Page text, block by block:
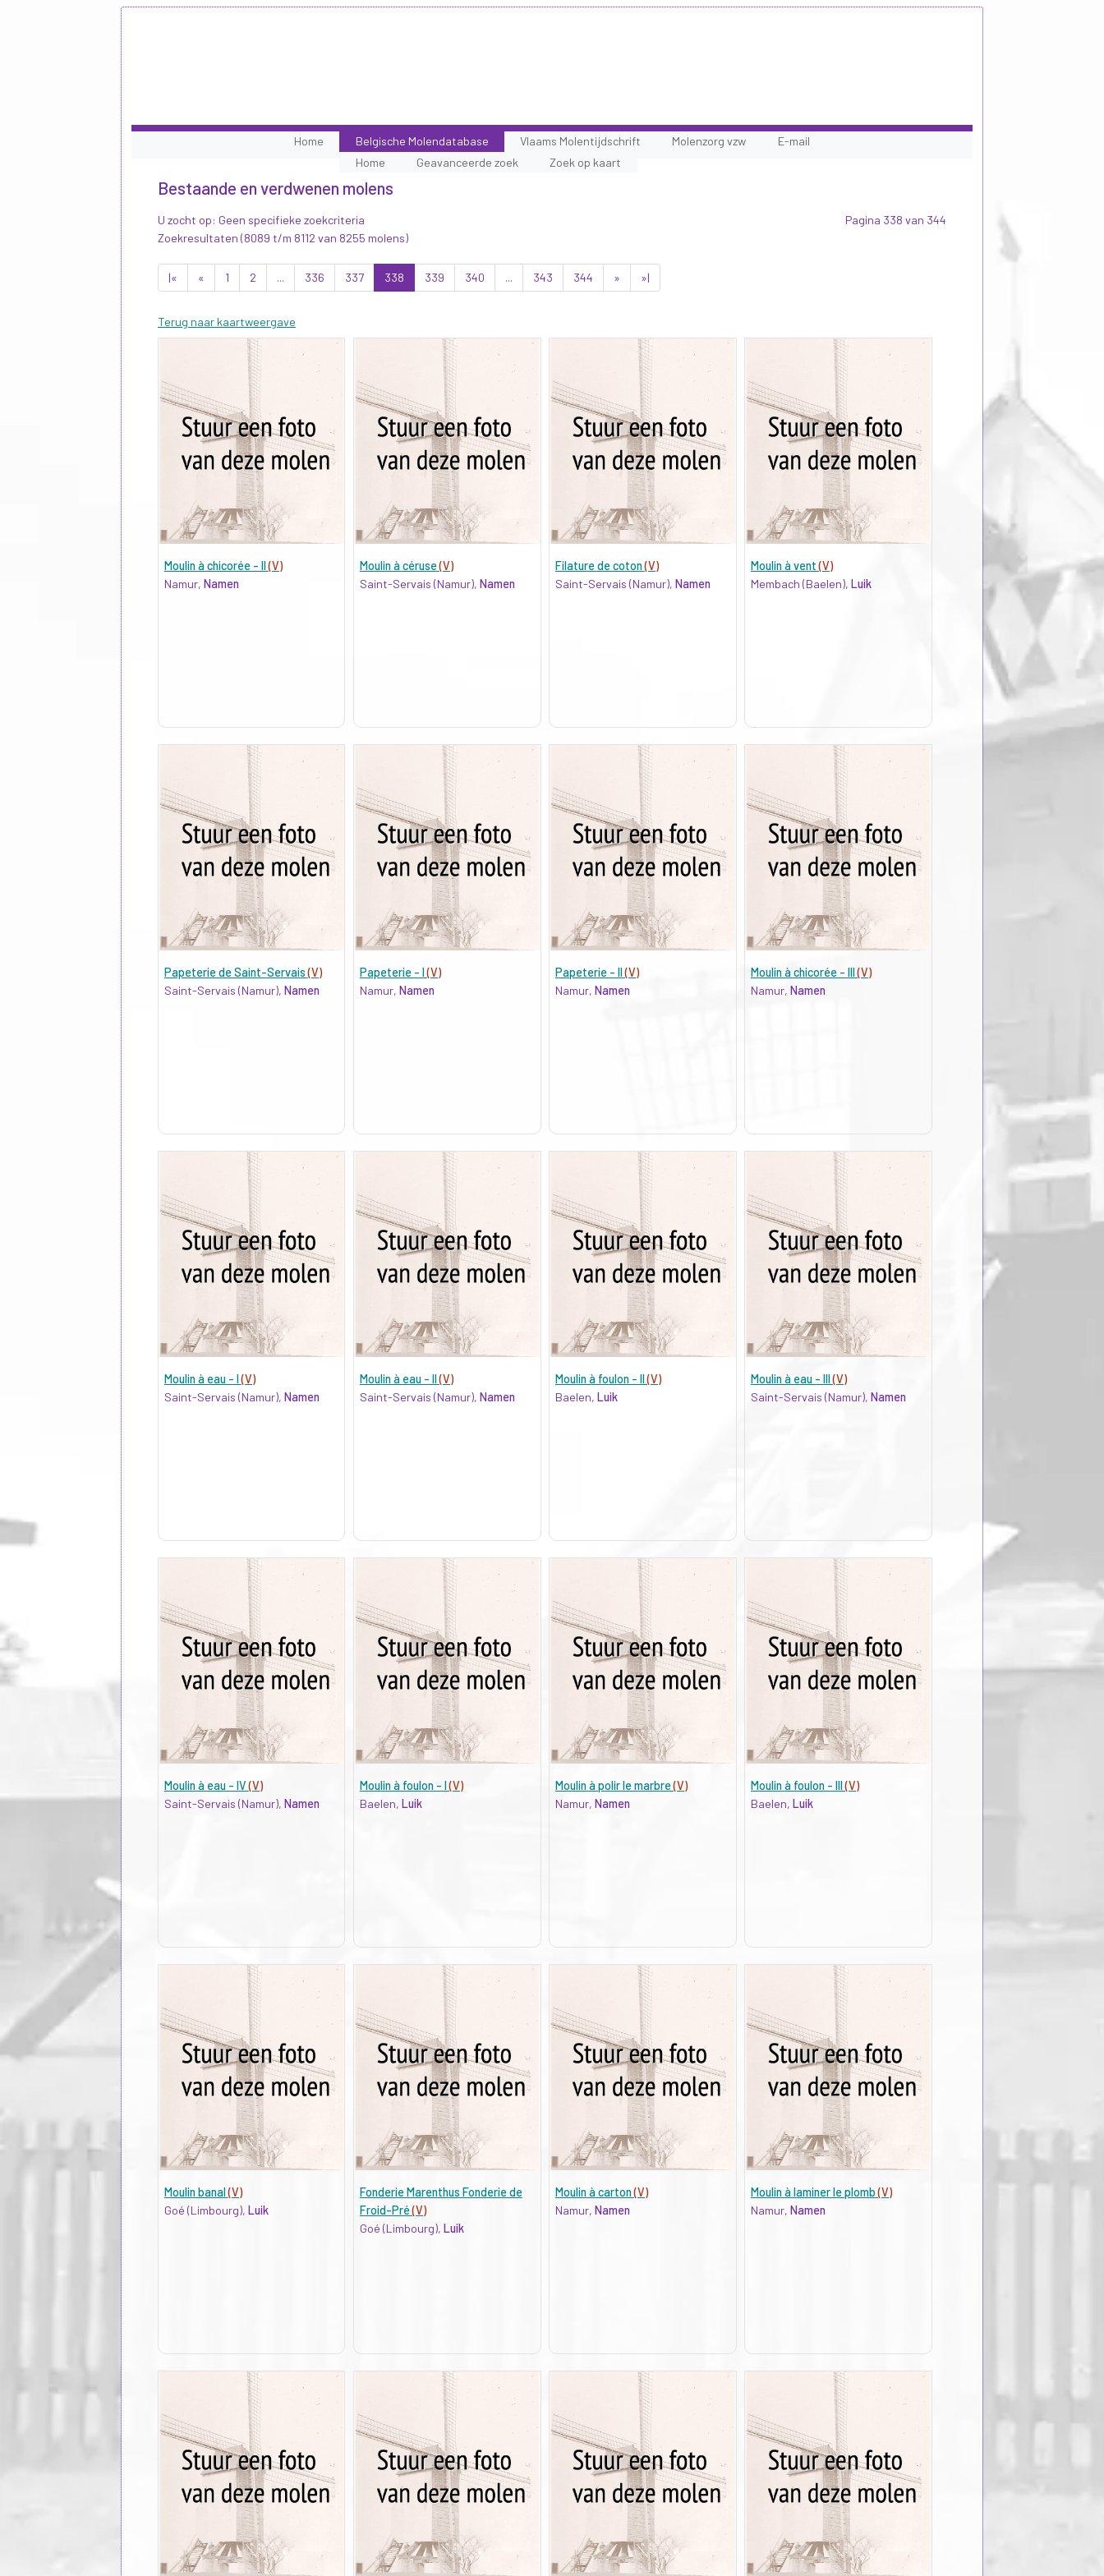
Home
Belgische Molendatabase
Home
Geavanceerde zoek Zoek op kaart
Vlaams Molentijdschrift Molenzorg vzw E-mail
Bestaande en verdwenen molens
U zocht op: Geen specifieke zoekcriteria
Zoekresultaten (8089 t/m 8112 van 8255 molens)
|« « 1 2 ... 336 337 338 339 340 ... 343 344 » »|
Terug naar kaartweergave
Pagina 338 van 344
Moulin à chicorée - II(V)
Namur, Namen
Moulin à céruse(V)
Saint-Servais (Namur), Namen
Filature de coton(V)
Saint-Servais (Namur), Namen
Moulin à vent(V)
Membach (Baelen), Luik
Papeterie de Saint-Servais(V)
Saint-Servais (Namur), Namen
Papeterie - I(V)
Namur, Namen
Papeterie - II(V)
Namur, Namen
Moulin à chicorée - III(V)
Namur, Namen
Moulin à eau - I(V)
Saint-Servais (Namur), Namen
Moulin à eau - II(V)
Saint-Servais (Namur), Namen
Moulin à foulon - II(V)
Baelen, Luik
Moulin à eau - III(V)
Saint-Servais (Namur), Namen
Moulin à eau - IV(V)
Saint-Servais (Namur), Namen
Moulin à foulon - I(V)
Baelen, Luik
Moulin à polir le marbre(V)
Namur, Namen
Moulin à foulon - III(V)
Baelen, Luik
Moulin banal(V)
Goé (Limbourg), Luik
Fonderie Marenthus Fonderie de
Froid-Pré(V)
Goé (Limbourg), Luik
Moulin à carton(V)
Namur, Namen
Moulin à laminer le plomb(V)
Namur, Namen